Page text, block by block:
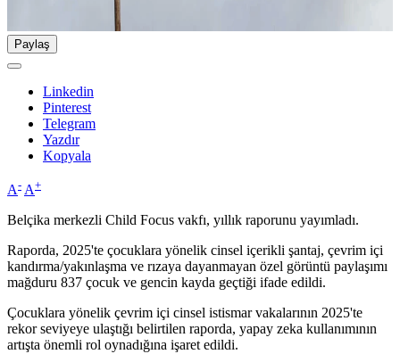
Paylaş
Linkedin
Pinterest
Telegram
Yazdır
Kopyala
A- A+
Belçika merkezli Child Focus vakfı, yıllık raporunu yayımladı.
Raporda, 2025'te çocuklara yönelik cinsel içerikli şantaj, çevrim içi
kandırma/yakınlaşma ve rızaya dayanmayan özel görüntü paylaşımı
mağduru 837 çocuk ve gencin kayda geçtiği ifade edildi.
Çocuklara yönelik çevrim içi cinsel istismar vakalarının 2025'te
rekor seviyeye ulaştığı belirtilen raporda, yapay zeka kullanımının
artışta önemli rol oynadığına işaret edildi.